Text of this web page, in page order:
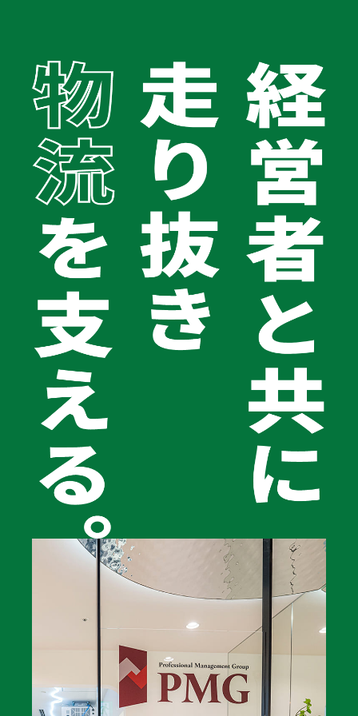
会社概要
経営理念
代表メッセージ
グループ企業
健康宣言2025
お問い合わせ
0120-062-194
受付時間 平日9:00〜18:00
アルミウイングリースバック
＼ アルミウイングリースバックならPMG Logi
stics／
アルミウイングリースバックとは、今持っているアルミウイ
ングをリース会社に売却し、その代金を事業資金として活用
できる仕組みのことです。売却後もリース契約を結ぶこと
で、同じアルミウイングをそのまま使い続けることができま
す。また、単にアルミウイングを売って現金を得るだけでな
く、手元に車両を残したまま資金を確保できるため、財務状
況が改善されることもアルミウイングリースバックの大きな
お問い合わせはこちら
こんなお悩み
ありませんか？